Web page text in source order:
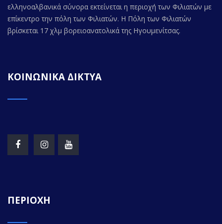
ελληνοαλβανικά σύνορα εκτείνεται η περιοχή των Φιλιατών με
επίκεντρο την πόλη των Φιλιατών. Η Πόλη των Φιλιατών
βρίσκεται 17 χλμ βορειοανατολικά της Ηγουμενίτσας.
ΚΟΙΝΩΝΙΚΑ ΔΙΚΤΥΑ
ΠΕΡΙΟΧΗ